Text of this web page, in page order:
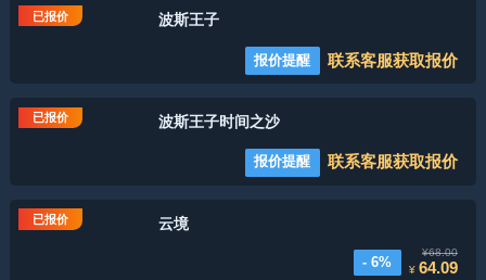
已报价 波斯王子
报价提醒 联系客服获取报价
已报价 波斯王子时间之沙
报价提醒 联系客服获取报价
已报价 云境
- 6%
¥68.00
¥64.09